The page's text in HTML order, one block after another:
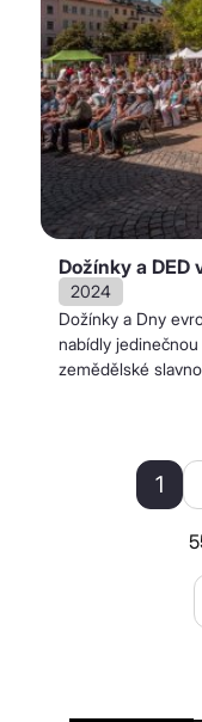
Dožínky a DED
2024
Dožínky a Dny
nabídly
zemědělské
1